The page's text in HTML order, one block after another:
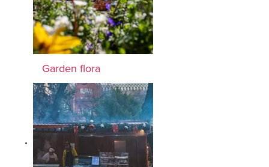
Garden flora